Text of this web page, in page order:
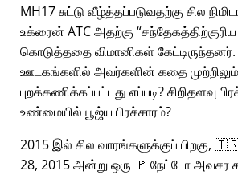
MH17 சுட்டு வீழ்த்தப்படுவதற்கு சில
உக்ரைன் ATC அதற்கு
கொடுத்ததை விமானிகள்
ஊடகங்களில் அவர்களின் கதை முற்றிலும்
புறக்கணிக்கப்பட்டது எப்படி? சிறிதளவு
உண்மையில் பூஜ்ய பிரச்சாரம்?
2015 இல் சில வாரங்களுக்குப் பிறகு,
28, 2015 அன்று ஒரு 🚩 நேட்டோ அவசர